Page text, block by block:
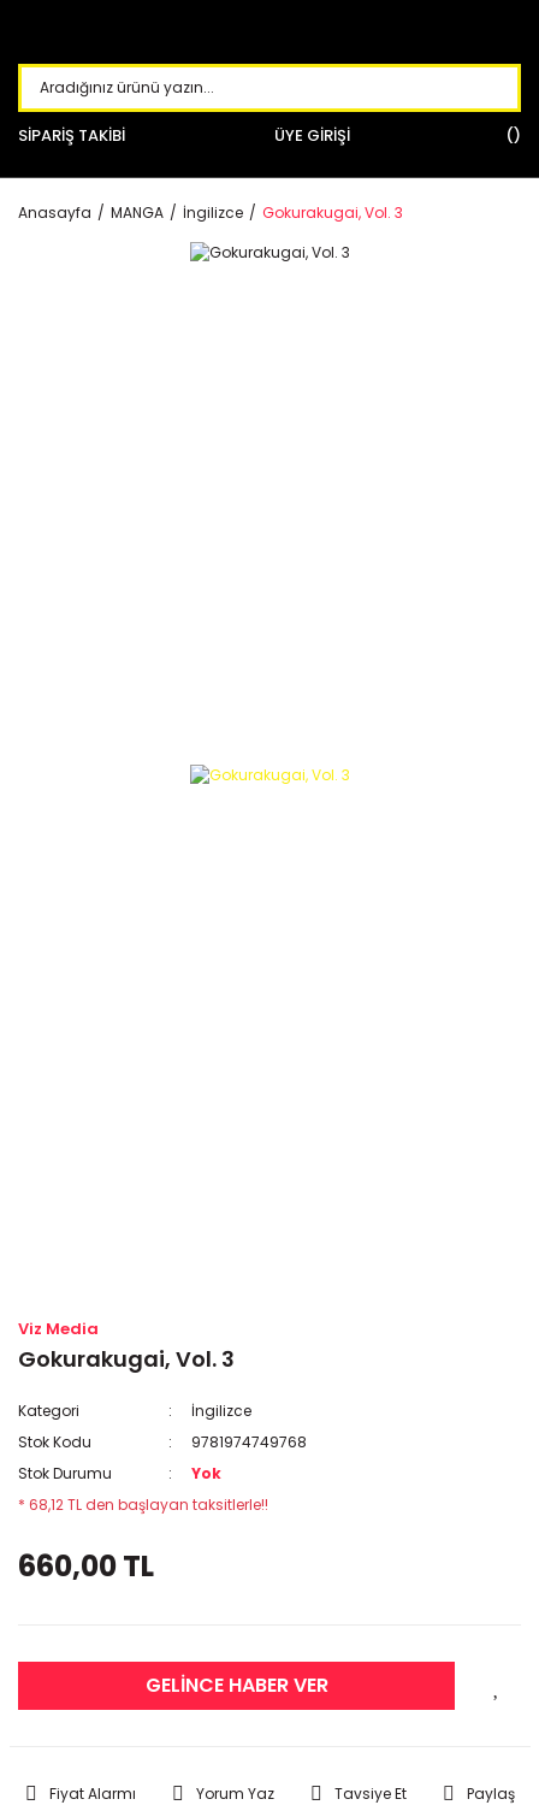
SİPARİŞ TAKİBİ ÜYE GİRİŞİ
Anasayfa MANGA İngilizce Gokurakugai, Vol. 3
Viz Media
Gokurakugai, Vol. 3
Kategori
İngilizce
Stok Kodu
9781974749768
Stok Durumu
Yok
* 68,12 TL den başlayan taksitlerle!!
660,00 TL
GELİNCE HABER VER
Fiyat Alarmı Yorum Yaz Tavsiye Et Paylaş